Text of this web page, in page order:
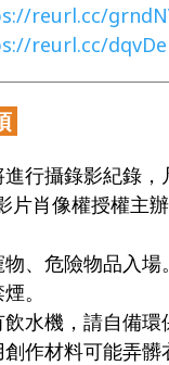
reurl.cc/
reurl.cc/
行攝錄影紀錄，
片肖像權授權主
、危險物品入場。
。
水機，請自備環
作材料可能弄髒